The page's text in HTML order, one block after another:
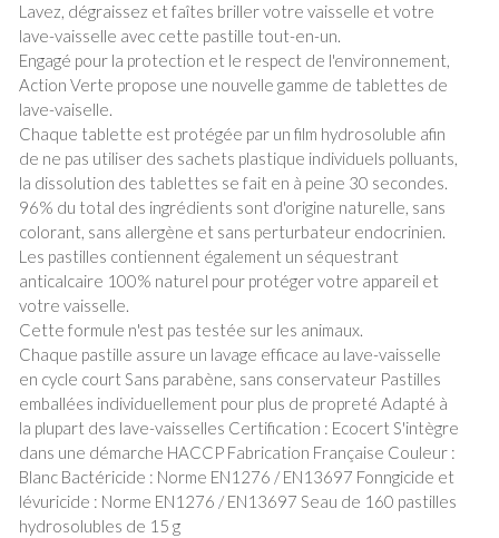
Lavez, dégraissez et faîtes briller votre vaisselle et votre
lave-vaisselle avec cette pastille tout-en-un.
Engagé pour la protection et le respect de l'environnement,
Action Verte propose une nouvelle gamme de tablettes de
lave-vaiselle.
Chaque tablette est protégée par un film hydrosoluble afin
de ne pas utiliser des sachets plastique individuels polluants,
la dissolution des tablettes se fait en à peine 30 secondes.
96% du total des ingrédients sont d'origine naturelle, sans
colorant, sans allergène et sans perturbateur endocrinien.
Les pastilles contiennent également un séquestrant
anticalcaire 100% naturel pour protéger votre appareil et
votre vaisselle.
Cette formule n'est pas testée sur les animaux.
Chaque pastille assure un lavage efficace au lave-vaisselle
en cycle court Sans parabène, sans conservateur Pastilles
emballées individuellement pour plus de propreté Adapté à
la plupart des lave-vaisselles Certification : Ecocert S'intègre
dans une démarche HACCP Fabrication Française Couleur :
Blanc Bactéricide : Norme EN1276 / EN13697 Fonngicide et
lévuricide : Norme EN1276 / EN13697 Seau de 160 pastilles
hydrosolubles de 15 g